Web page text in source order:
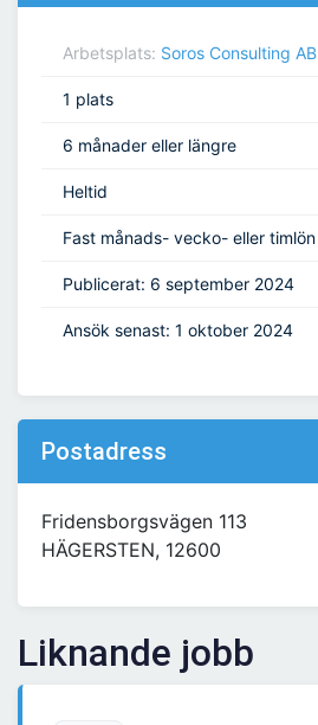
Arbetsplats: Soros Consulting AB
1 plats
6 månader eller längre
Heltid
Fast månads- vecko- eller timlön
Publicerat: 6 september 2024
Ansök senast: 1 oktober 2024
Postadress
Fridensborgsvägen 113
HÄGERSTEN, 12600
Liknande jobb